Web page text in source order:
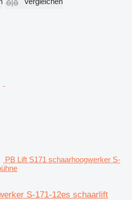
PB Lift S171 schaarhoogwerker S-
S-171-12es schaarlift